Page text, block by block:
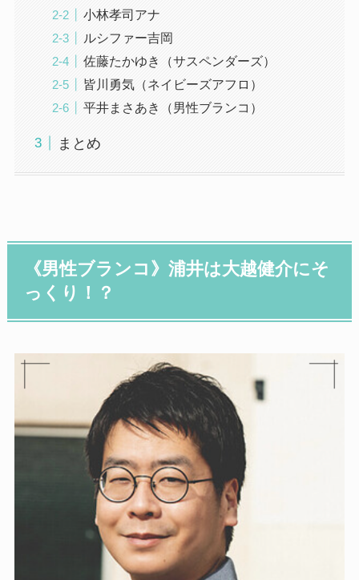
小林孝司アナ
ルシファー吉岡
佐藤たかゆき（サスペンダーズ）
皆川勇気（ネイビーズアフロ）
平井まさあき（男性ブランコ）
まとめ
《男性ブランコ》浦井は大越健介にそ
っくり！？